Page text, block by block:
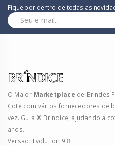
Fique por dentro de todas as
O Maior Marketplace de Brindes
Cote com vários fornecedores de
vez. Guia ® Bríndice, ajudando a
anos.
Versão: Evolution 9.8